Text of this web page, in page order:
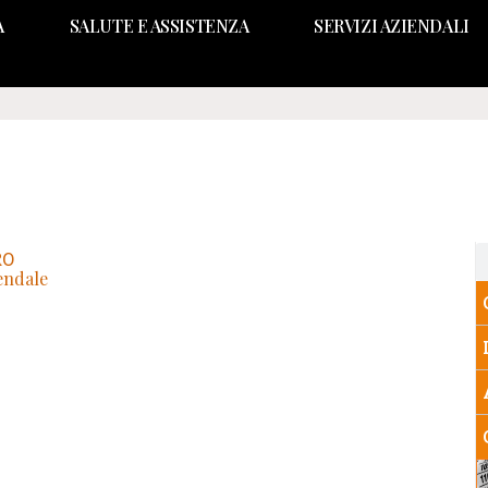
SALUTE E ASSISTENZA SERVIZI AZIENDALI